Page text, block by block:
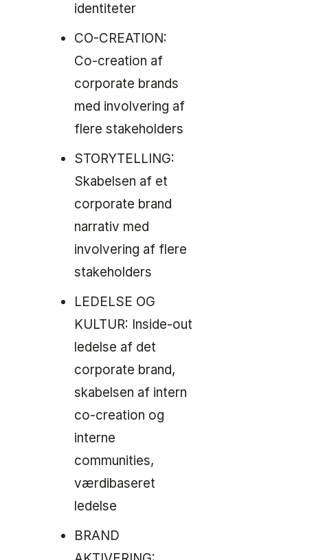
identiteter
CO-CREATION:
Co-creation af
corporate brands
med involvering af
flere stakeholders
STORYTELLING:
Skabelsen af et
corporate brand
narrativ med
involvering af flere
stakeholders
LEDELSE OG
KULTUR: Inside-out
ledelse af det
corporate brand,
skabelsen af intern
co-creation og
interne
communities,
værdibaseret
ledelse
BRAND